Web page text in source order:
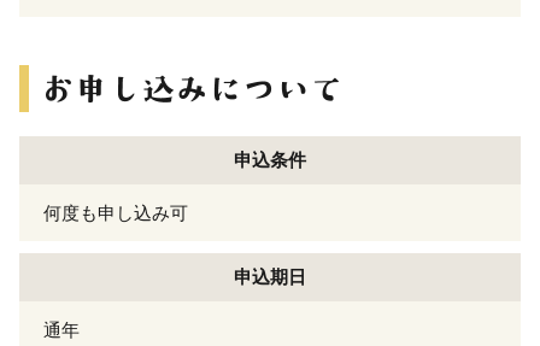
申込条件
何度も申し込み可
申込期日
通年